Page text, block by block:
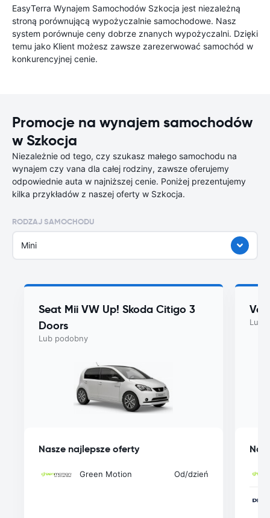
EasyTerra Wynajem Samochodów Szkocja jest niezależną
stroną porównującą wypożyczalnie samochodowe. Nasz
system porównuje ceny dobrze znanych wypożyczalni. Dzięki
temu jako Klient możesz zawsze zarezerwować samochód w
konkurencyjnej cenie.
Promocje na wynajem samochodów
w Szkocja
Niezależnie od tego, czy szukasz małego samochodu na
wynajem czy vana dla całej rodziny, zawsze oferujemy
odpowiednie auta w najniższej cenie. Poniżej prezentujemy
kilka przykładów z naszej oferty w Szkocja.
RODZAJ SAMOCHODU
Mini
Seat Mii VW Up! Skoda Citigo 3
Doors
Lub podobny
Nasze najlepsze oferty
Green Motion Od/dzień
Lub